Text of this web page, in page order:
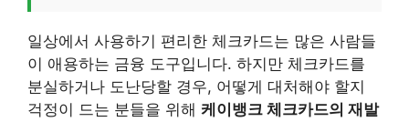
일상에서 사용하기 편리한 체크카드는 많은 사람들
이 애용하는 금융 도구입니다. 하지만 체크카드를
분실하거나 도난당할 경우, 어떻게 대처해야 할지
걱정이 드는 분들을 위해 케이뱅크 체크카드의 재발